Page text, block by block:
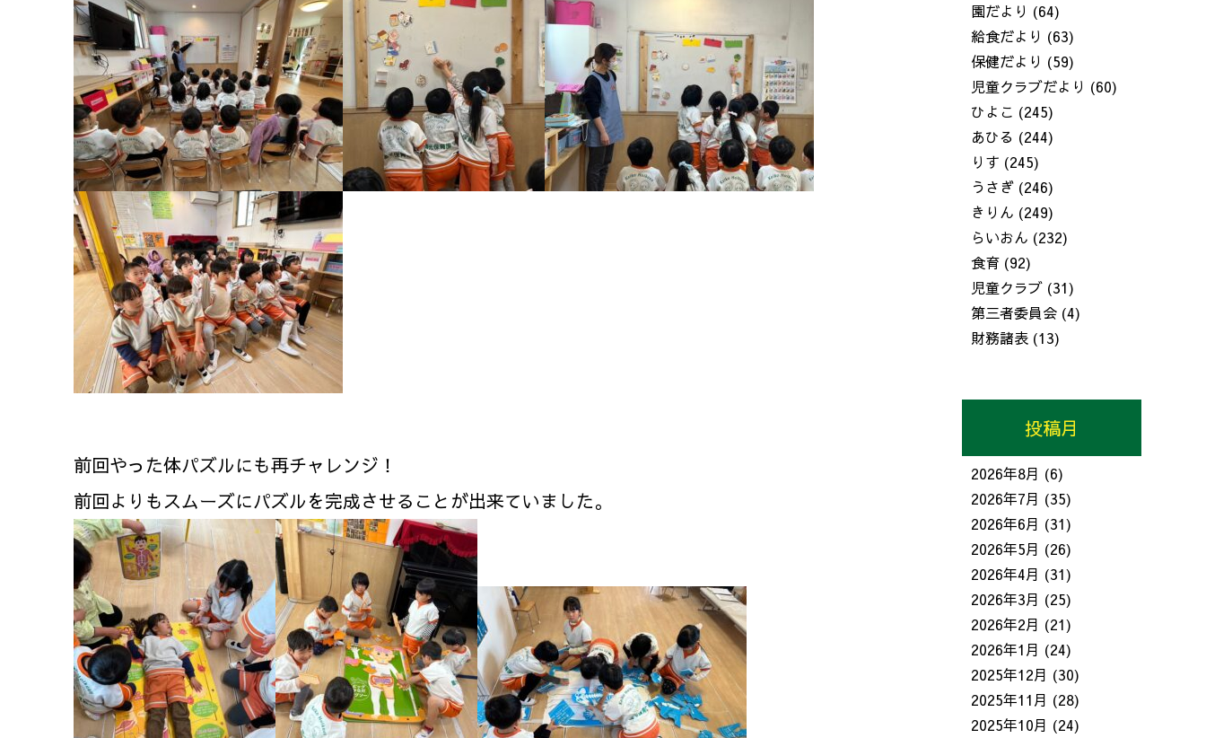
前回やった体パズルにも再チャレンジ！
前回よりもスムーズにパズルを完成させることが出来ていました。
園だより (64)
給食だより (63)
保健だより (59)
児童クラブだより (60)
ひよこ (245)
あひる (244)
りす (245)
うさぎ (246)
きりん (249)
らいおん (232)
食育 (92)
児童クラブ (31)
第三者委員会 (4)
財務諸表 (13)
投稿月
2026年8月 (6)
2026年7月 (35)
2026年6月 (31)
2026年5月 (26)
2026年4月 (31)
2026年3月 (25)
2026年2月 (21)
2026年1月 (24)
2025年12月 (30)
2025年11月 (28)
2025年10月 (24)